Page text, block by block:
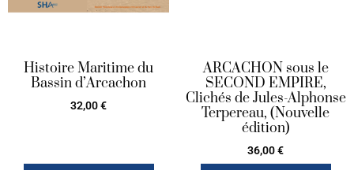
Histoire Maritime du
Bassin d’Arcachon
32,00€
ARCACHON sous le
SECOND EMPIRE,
Clichés de Jules-Alphonse
Terpereau, (Nouvelle
édition)
36,00€